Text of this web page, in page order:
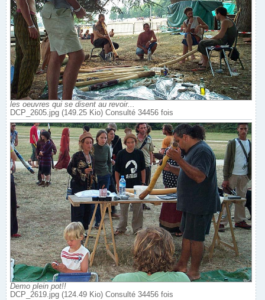
les oeuvres qui se disent au revoir...
DCP_2605.jpg (149.25 Kio) Consulté 34456 fois
Demo plein pot!!
DCP_2619.jpg (124.49 Kio) Consulté 34456 fois